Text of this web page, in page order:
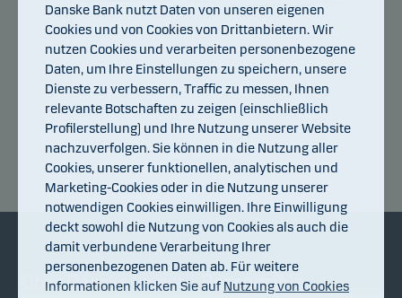
95
97
99
07.07.2026 13.07.2026 17.07.2026 23.07.2026 29.07.2026 04.08.2026
Rendite-Index
Über Danske Invest
Responsible
Danske Bank nutzt Daten von unseren eigenen
Cookies und von Cookies von Drittanbietern. Wir
nutzen Cookies und verarbeiten personenbezogene
Daten, um Ihre Einstellungen zu speichern, unsere
Dienste zu verbessern, Traffic zu messen, Ihnen
relevante Botschaften zu zeigen (einschließlich
Profilerstellung) und Ihre Nutzung unserer Website
nachzuverfolgen. Sie können in die Nutzung aller
Cookies, unserer funktionellen, analytischen und
Marketing-Cookies oder in die Nutzung unserer
notwendigen Cookies einwilligen. Ihre Einwilligung
deckt sowohl die Nutzung von Cookies als auch die
damit verbundene Verarbeitung Ihrer
personenbezogenen Daten ab. Für weitere
Informationen klicken Sie auf Nutzung von Cookies